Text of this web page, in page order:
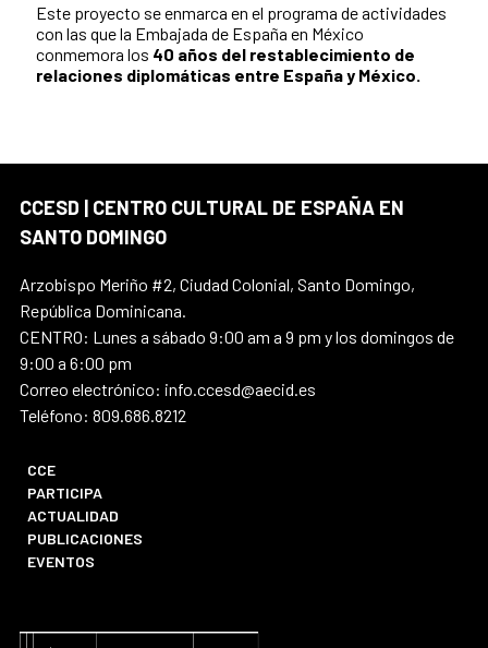
Este proyecto se enmarca en el programa de actividades
con las que la Embajada de España en México
conmemora los 40 años del restablecimiento de
relaciones diplomáticas entre España y México.
CCESD | CENTRO CULTURAL DE ESPAÑA EN
SANTO DOMINGO
Arzobispo Meriño #2, Ciudad Colonial, Santo Domingo,
República Dominicana.
CENTRO: Lunes a sábado 9:00 am a 9 pm y los domingos de
9:00 a 6:00 pm
Correo electrónico: info.ccesd@aecid.es
Teléfono: 809.686.8212
CCE
PARTICIPA
ACTUALIDAD
PUBLICACIONES
EVENTOS